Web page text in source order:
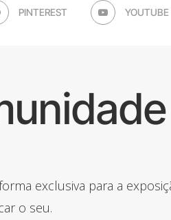
PINTEREST YOUTUBE
exclusiva para a
o seu.